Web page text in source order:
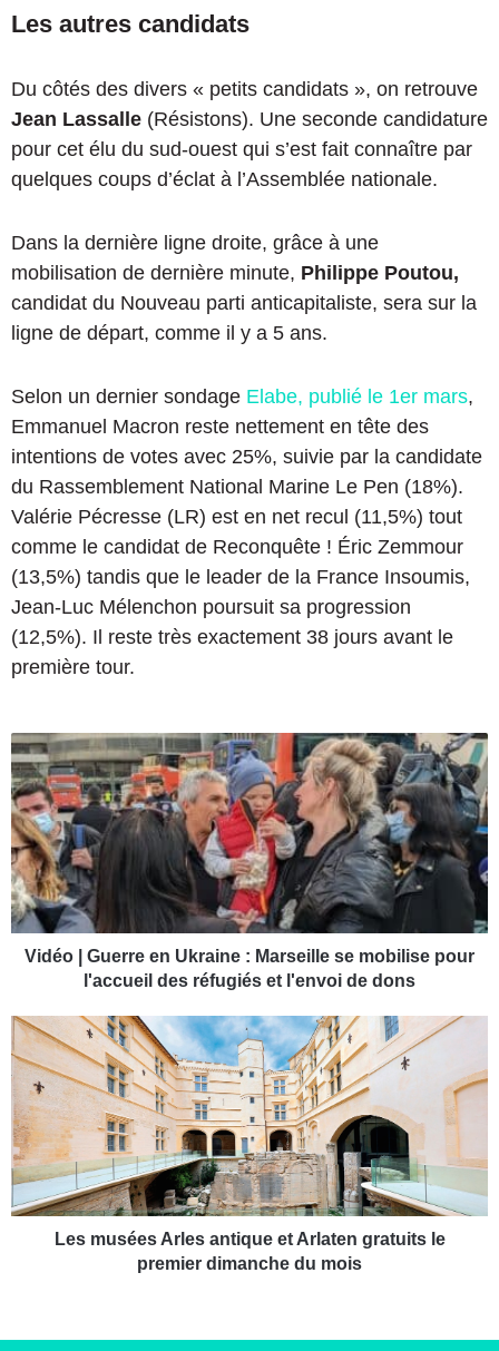
Les autres candidats
Du côtés des divers « petits candidats », on retrouve
Jean Lassalle (Résistons). Une seconde candidature
pour cet élu du sud-ouest qui s’est fait connaître par
quelques coups d’éclat à l’Assemblée nationale.
Dans la dernière ligne droite, grâce à une
mobilisation de dernière minute, Philippe Poutou,
candidat du Nouveau parti anticapitaliste, sera sur la
ligne de départ, comme il y a 5 ans.
Selon un dernier sondage Elabe, publié le 1er mars,
Emmanuel Macron reste nettement en tête des
intentions de votes avec 25%, suivie par la candidate
du Rassemblement National Marine Le Pen (18%).
Valérie Pécresse (LR) est en net recul (11,5%) tout
comme le candidat de Reconquête ! Éric Zemmour
(13,5%) tandis que le leader de la France Insoumis,
Jean-Luc Mélenchon poursuit sa progression
(12,5%). Il reste très exactement 38 jours avant le
première tour.
V
i
d
é
o
|
G
u
e
e
n
U
r
a
i
n
e
Vidéo | Guerre en Ukraine : Marseille se mobilise pour
l'accueil des réfugiés et l'envoi de dons
L
e
s
u
s
é
e
s
Les musées Arles antique et Arlaten gratuits le
premier dimanche du mois